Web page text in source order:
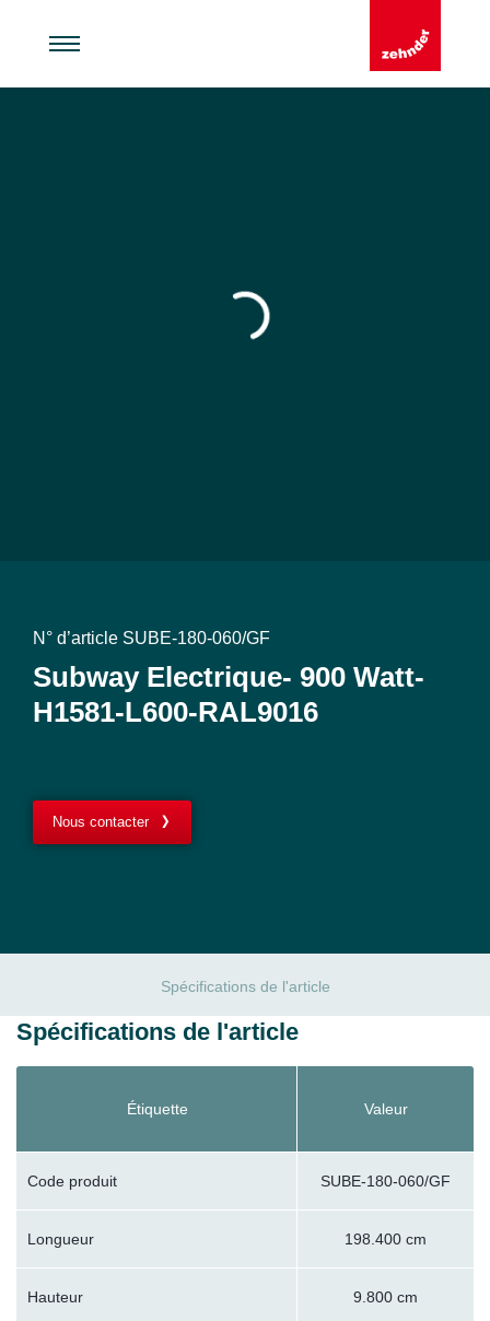
N° d’article SUBE-180-060/GF
Subway Electrique- 900 Watt-
H1581-L600-RAL9016
Nous contacter
Spécifications de l'article
Spécifications de l'article
Étiquette Valeur
Code produit SUBE-180-060/GF
Longueur 198.400 cm
Hauteur 9.800 cm